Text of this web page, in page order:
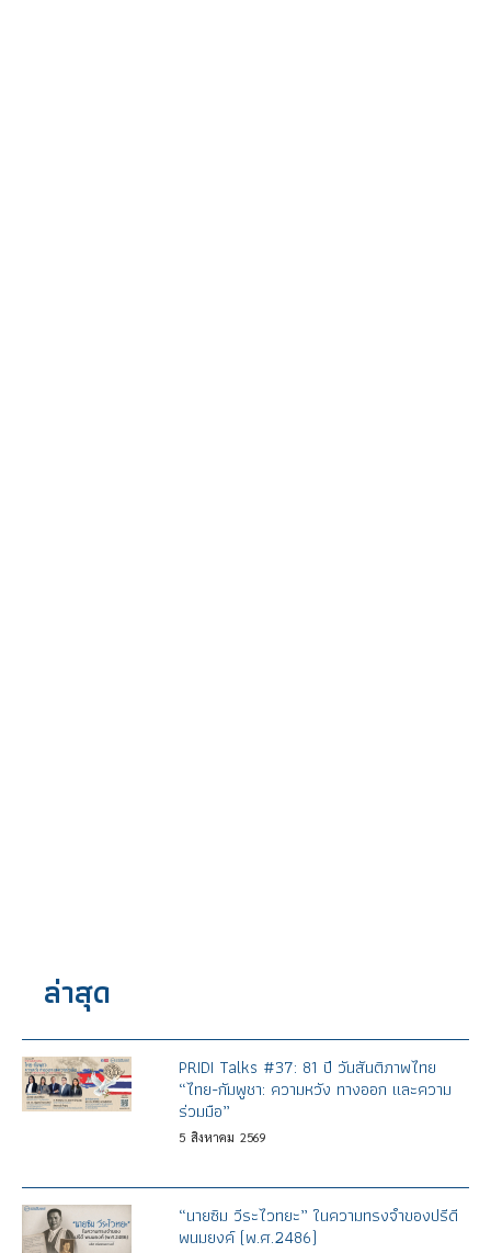
ล่าสุด
PRIDI Talks #37: 81 ปี วันสันติภาพไทย
“ไทย-กัมพูชา: ความหวัง ทางออก และความ
ร่วมมือ”
5 สิงหาคม 2569
“นายซิม วีระไวทยะ” ในความทรงจำของปรีดี
พนมยงค์ (พ.ศ.2486)